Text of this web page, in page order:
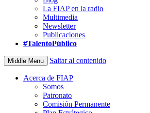
La FIAP en la radio
Multimedia
Newsletter
Publicaciones
#TalentoPúblico
Middle Menu Saltar al contenido
Acerca de FIAP
Somos
Patronato
Comisión Permanente